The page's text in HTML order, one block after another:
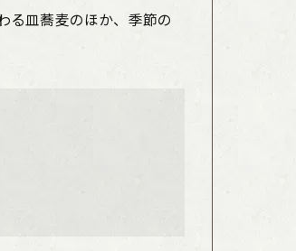
る皿蕎麦のほか、季節の